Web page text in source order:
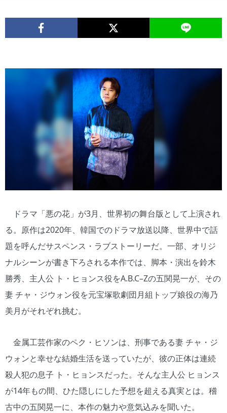
ドラマ「悪の花」が3月、世界初の舞台版として上演され
る。原作は2020年、韓国でのドラマ放送以降、世界中で話
題を呼んだサスペンス・ラブストーリーだ。一部、オリジ
ナルシーンが書き下ろされる本作では、脚本・演出を鈴木
勝秀、主人公 ト・ヒョンス役をA.B.C–Zの五関晃一が、その
妻 チャ・ジウォン役を元宝塚歌劇団月組トップ娘役の海乃
美月がそれぞれ挑む。
金属工芸作家のペク・ヒソンは、刑事である妻 チャ・ジ
ウォンと幸せな結婚生活を送っていたが、彼の正体は連続
殺人犯の息子 ト・ヒョンスだった。そんな主人公 ヒョンス
が14年もの間、ひた隠しにした予想を超える真実とは。稽
古中の五関晃一に、本作の魅力や意気込みを聞いた。